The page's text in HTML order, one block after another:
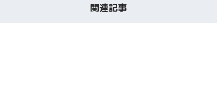
関連記事